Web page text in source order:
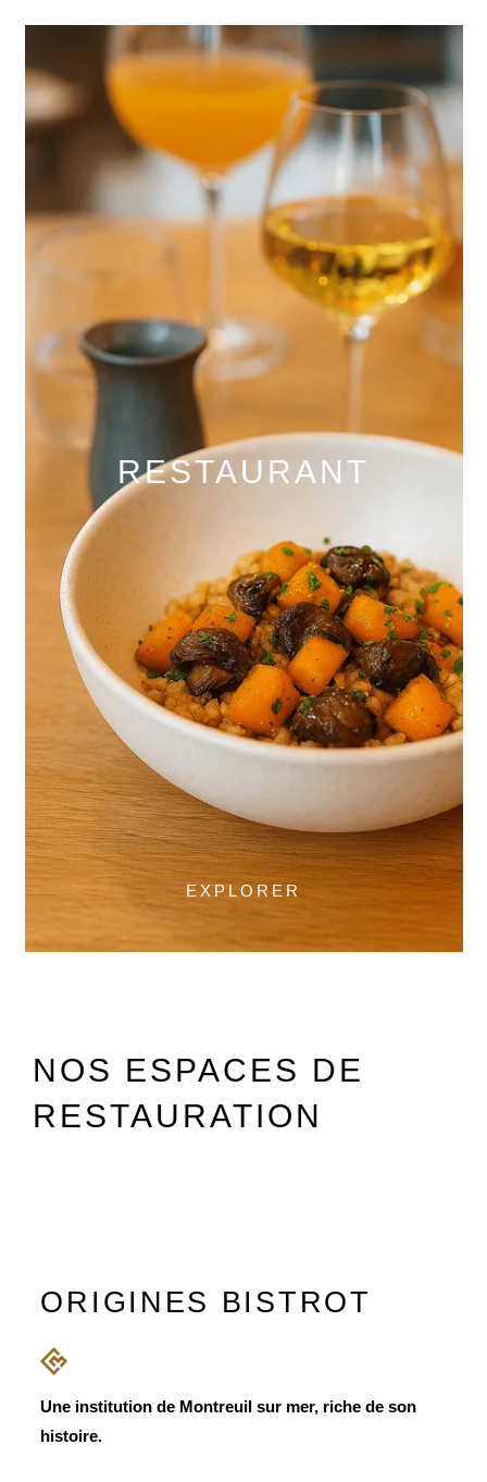
RESTAURANT
EXPLORER
NOS ESPACES DE
RESTAURATION
ORIGINES BISTROT
Une institution de Montreuil sur mer, riche de son
histoire.